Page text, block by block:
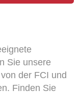
Sie unsere
der FCI und
Finden Sie